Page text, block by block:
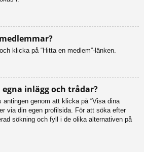
klicka på “Hitta en medlem”-länken.
inlägg och trådar?
antingen genom att klicka på “Visa dina
via din egen profilsida. För att söka efter
sökning och fyll i de olika alternativen på